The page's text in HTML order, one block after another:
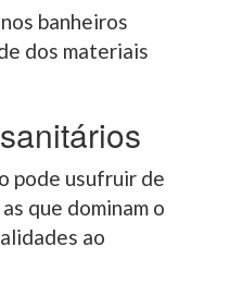
banheiros
dos materiais
pode usufruir de
que dominam o
ao